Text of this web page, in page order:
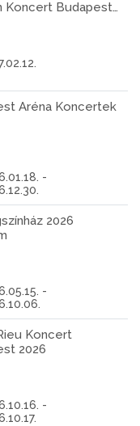
Koncert Budapest
Aréna Koncertek
-
2026
-
Koncert
2026
-